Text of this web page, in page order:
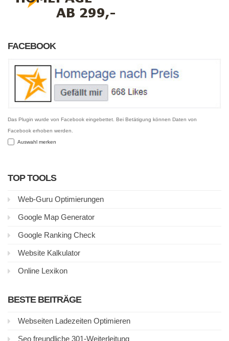
FACEBOOK
Das Plugin wurde von Facebook eingebettet. Bei Betätigung können Daten von
Facebook erhoben werden.
Auswahl merken
TOP TOOLS
Web-Guru Optimierungen
Google Map Generator
Google Ranking Check
Website Kalkulator
Online Lexikon
BESTE BEITRÄGE
Webseiten Ladezeiten Optimieren
Seo freundliche 301-Weiterleitung